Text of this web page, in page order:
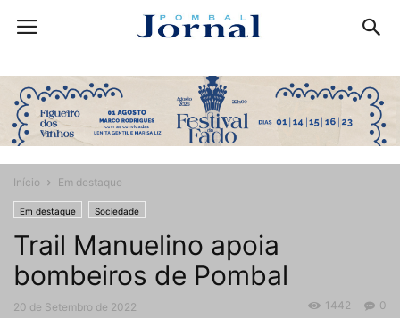
Início Em destaque
Em destaque Sociedade
Trail Manuelino apoia
bombeiros de Pombal
20 de Setembro de 2022 0
1442